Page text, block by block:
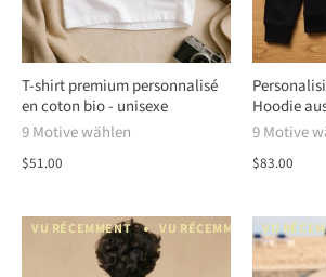
T-shirt premium personnalisé
en coton bio - unisexe
9 Motive wählen
$51.00
Hoodie
9 Motive
$83.00
VU RÉCEMMENT VU RÉCEMMENT VU
VU